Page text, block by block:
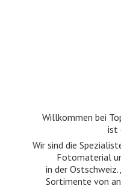
Willkommen bei
ist
Wir sind die
Fotomaterial
in der
Sortimente von